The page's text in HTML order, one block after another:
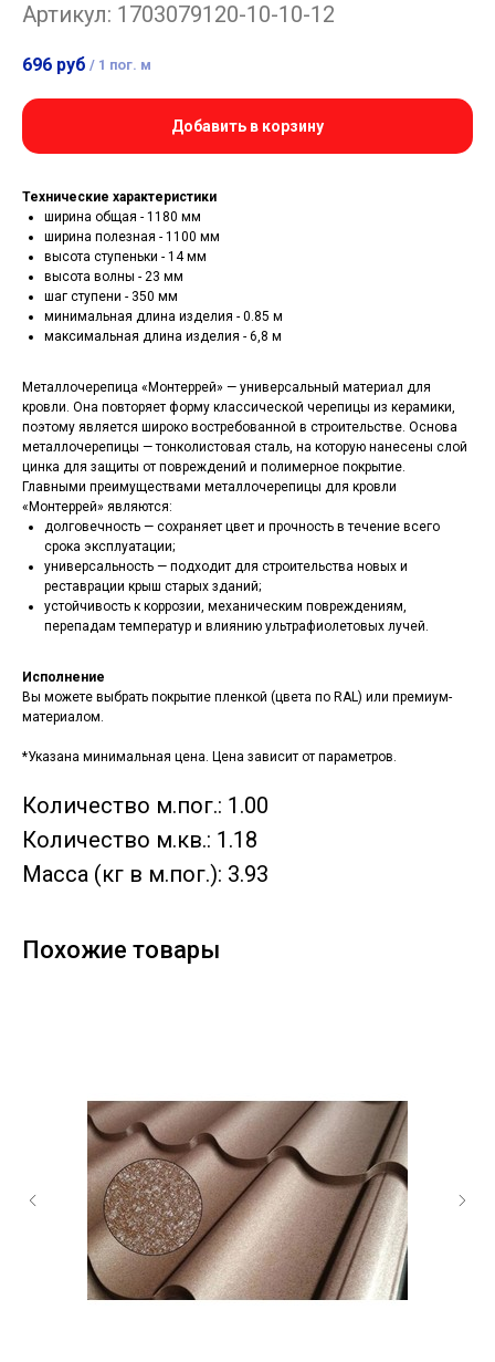
Артикул: 1703079120-10-10-12
696 руб / 1 пог. м
Добавить в корзину
Технические характеристики
ширина общая - 1180 мм
ширина полезная - 1100 мм
высота ступеньки - 14 мм
высота волны - 23 мм
шаг ступени - 350 мм
минимальная длина изделия - 0.85 м
максимальная длина изделия - 6,8 м
Металлочерепица «Монтеррей» — универсальный материал для
кровли. Она повторяет форму классической черепицы из керамики,
поэтому является широко востребованной в строительстве. Основа
металлочерепицы — тонколистовая сталь, на которую нанесены слой
цинка для защиты от повреждений и полимерное покрытие.
Главными преимуществами металлочерепицы для кровли
«Монтеррей» являются:
долговечность — сохраняет цвет и прочность в течение всего
срока эксплуатации;
универсальность — подходит для строительства новых и
реставрации крыш старых зданий;
устойчивость к коррозии, механическим повреждениям,
перепадам температур и влиянию ультрафиолетовых лучей.
Исполнение
Вы можете выбрать покрытие пленкой (цвета по RAL) или премиум-
материалом.
*Указана минимальная цена. Цена зависит от параметров.
Количество м.пог.: 1.00
Количество м.кв.: 1.18
Масса (кг в м.пог.): 3.93
Похожие товары